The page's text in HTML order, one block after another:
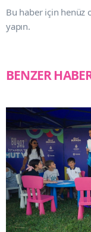
Bu haber için henüz
yapın.
BENZER